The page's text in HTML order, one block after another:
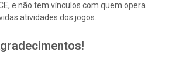
e não tem vínculos com quem opera
atividades dos jogos.